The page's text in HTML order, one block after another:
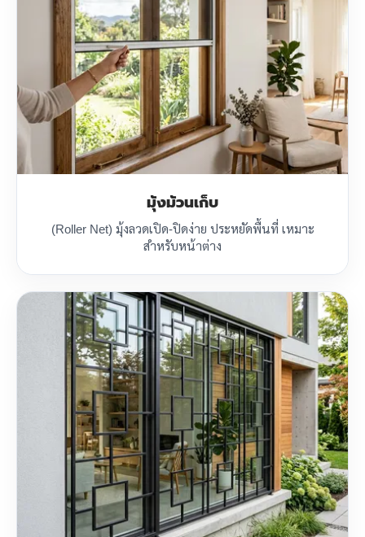
มุ้งม้วนเก็บ
(Roller Net) มุ้งลวดเปิด-ปิดง่าย ประหยัดพื้นที่ เหมาะ
สำหรับหน้าต่าง